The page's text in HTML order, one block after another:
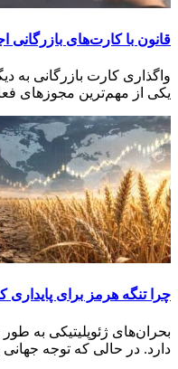
قانون با کارت‌های بازرگانی
واگذاری کارت بازرگانی به
یکی از مهم‌ترین مجوزهای
چرا تنگه هرمز برای
بحران‌های ژئوپلیتیکی به
دارد. در حالی که توجه